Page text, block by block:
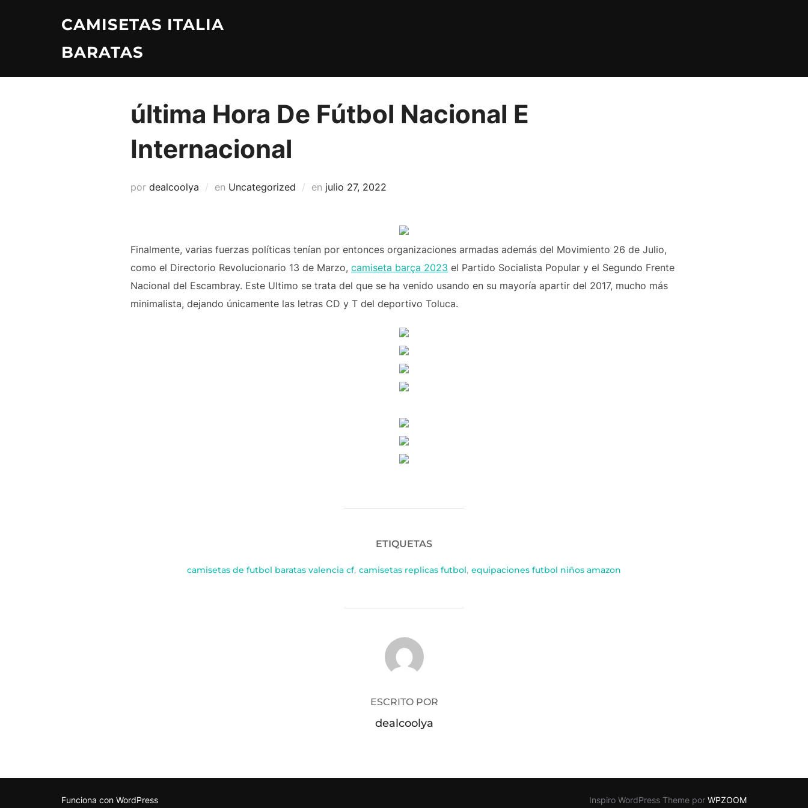
CAMISETAS ITALIA
BARATAS
última Hora De Fútbol Nacional E
Internacional
por dealcoolya en Uncategorized en Publicado
julio 27, 2022
Finalmente, varias fuerzas políticas tenían por entonces organizaciones armadas además del Movimiento 26 de Julio,
como el Directorio Revolucionario 13 de Marzo, camiseta barça 2023 el Partido Socialista Popular y el Segundo Frente
Nacional del Escambray. Este Ultimo se trata del que se ha venido usando en su mayoría apartir del 2017, mucho más
minimalista, dejando únicamente las letras CD y T del deportivo Toluca.
ETIQUETAS
camisetas de futbol baratas valencia cf, camisetas replicas futbol, equipaciones futbol niños amazon
AUTOR DE LA PUBLICACIÓN
ESCRITO POR
dealcoolya
Funciona con WordPress Inspiro WordPress Theme por WPZOOM